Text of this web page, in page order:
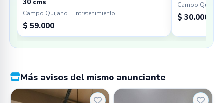
30 cms
Campo Quijano · Entretenimiento
$ 59.000
Campo
$ 30.000
Más avisos del mismo anunciante